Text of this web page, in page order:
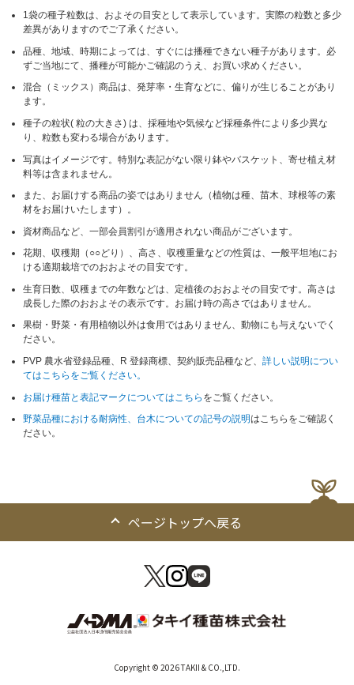
1袋の種子粒数は、およその目安として表示しています。実際の粒数と多少
差異がありますのでご了承ください。
品種、地域、時期によっては、すぐには播種できない種子があります。必
ずご当地にて、播種が可能かご確認のうえ、お買い求めください。
混合（ミックス）商品は、発芽率・生育などに、偏りが生じることがあり
ます。
種子の粒状( 粒の大きさ) は、採種地や気候など採種条件により多少異な
り、粒数も変わる場合があります。
写真はイメージです。特別な表記がない限り鉢やバスケット、寄せ植え材
料等は含まれません。
また、お届けする商品の姿ではありません（植物は種、苗木、球根等の素
材をお届けいたします）。
資材商品など、一部会員割引が適用されない商品がございます。
花期、収穫期（○○どり）、高さ、収穫重量などの性質は、一般平坦地にお
ける適期栽培でのおおよその目安です。
生育日数、収穫までの年数などは、定植後のおおよその目安です。高さは
成長した際のおおよその表示です。お届け時の高さではありません。
果樹・野菜・有用植物以外は食用ではありません、動物にも与えないでく
ださい。
PVP 農水省登録品種、R 登録商標、契約販売品種など、詳しい説明につい
てはこちらをご覧ください。
お届け種苗と表記マークについてはこちら をご覧ください。
野菜品種における耐病性、台木についての記号の説明はこちらをご確認く
ださい。
ページトップへ戻る
Copyright © 2026 TAKII & CO.,LTD.